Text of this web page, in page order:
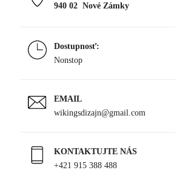
940 02 Nové Zámky
Dostupnosť:
Nonstop
EMAIL
wikingsdizajn@gmail.com
KONTAKTUJTE NÁS
+421 915 388 488